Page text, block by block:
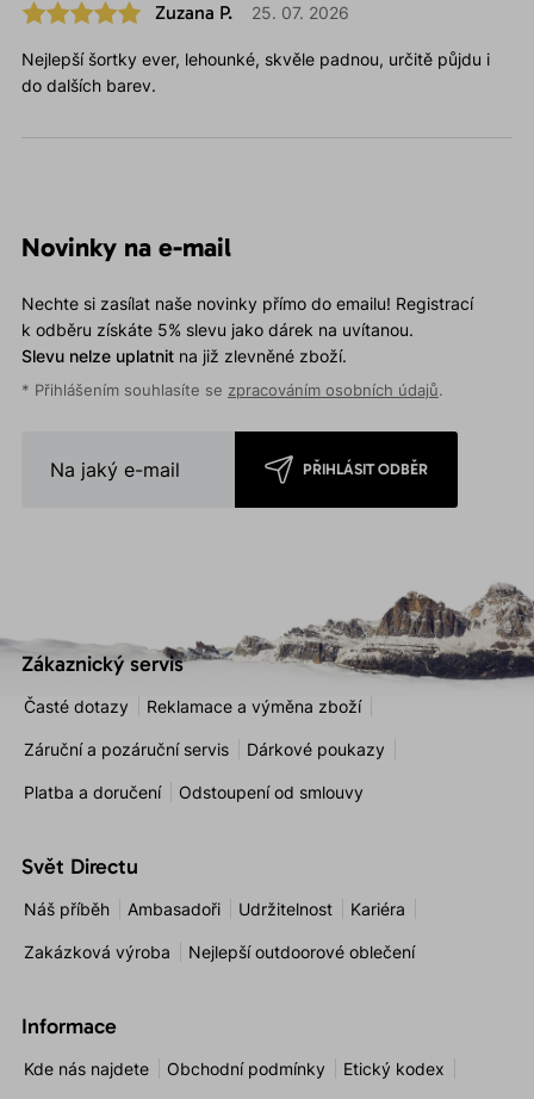
Zuzana P. 25. 07. 2026
Nejlepší šortky ever, lehounké, skvěle padnou, určitě půjdu i
do dalších barev.
Novinky na e-mail
Nechte si zasílat naše novinky přímo do emailu! Registrací
k odběru získáte 5% slevu jako dárek na uvítanou.
Slevu nelze uplatnitna již zlevněné zboží.
* Přihlášením souhlasíte se zpracováním osobních údajů.
PŘIHLÁSIT ODBĚR
Zákaznický servis
Časté dotazy Reklamace a výměna zboží
Záruční a pozáruční servis Dárkové poukazy
Platba a doručení Odstoupení od smlouvy
Svět Directu
Náš příběh Ambasadoři Udržitelnost Kariéra
Zakázková výroba Nejlepší outdoorové oblečení
Informace
Kde nás najdete Obchodní podmínky Etický kodex